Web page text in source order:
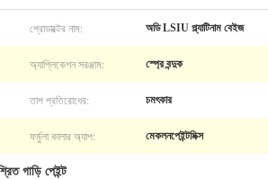
প্রোডাক্টের নাম: অডি LSIU প্ল্যাটিনাম বেইজ
অ্যাপ্লিকেশন সরঞ্জাম: স্প্রে বন্দুক
তাপ প্রতিরোধের: চমৎকার
ফর্মুলা কালার অ্যাপ: মেকলনপেইন্টমিক্স
গাড়ি পেইন্ট